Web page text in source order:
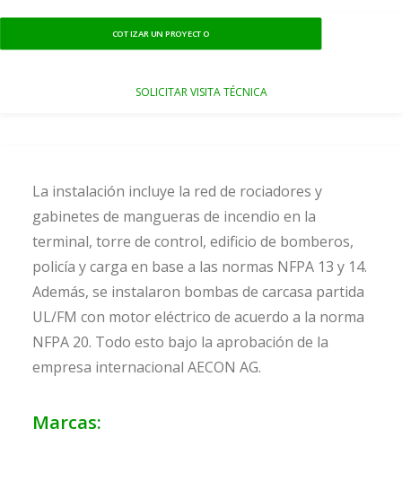
COTIZAR UN PROYECTO
SOLICITAR VISITA TÉCNICA
La instalación incluye la red de rociadores y
gabinetes de mangueras de incendio en la
terminal, torre de control, edificio de bomberos,
policía y carga en base a las normas NFPA 13 y 14.
Además, se instalaron bombas de carcasa partida
UL/FM con motor eléctrico de acuerdo a la norma
NFPA 20. Todo esto bajo la aprobación de la
empresa internacional AECON AG.
Marcas: